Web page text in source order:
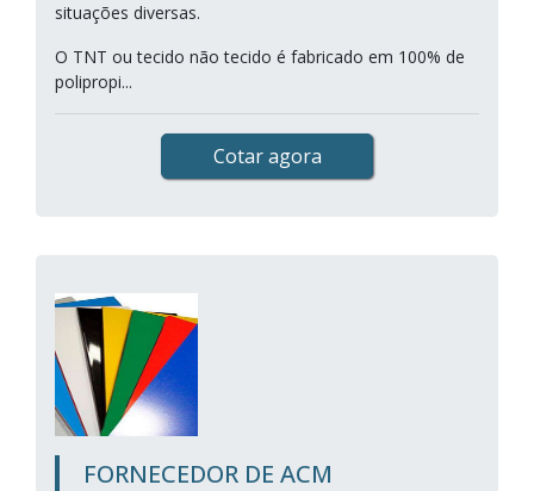
situações diversas.
O TNT ou tecido não tecido é fabricado em 100% de
polipropi...
Cotar agora
FORNECEDOR DE ACM